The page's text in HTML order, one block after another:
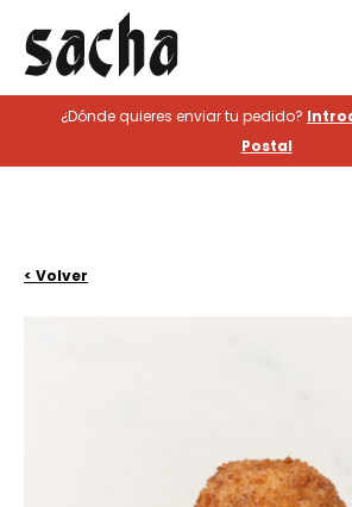
Productos
Catering
¿Dónde quieres enviar tu pedido?
Postal
< Volver